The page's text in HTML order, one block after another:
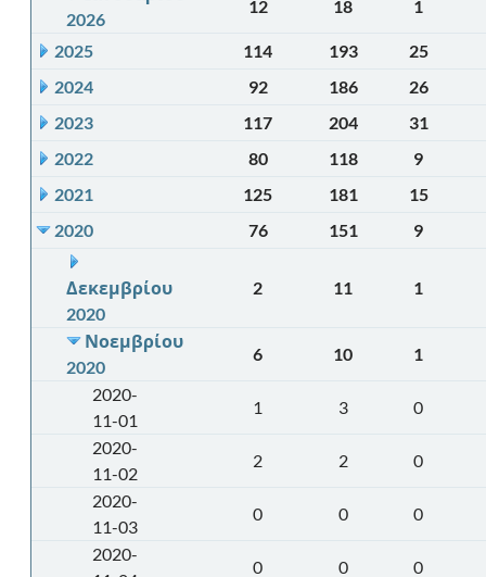
2026
12 18 1
2025 114 193
25
2024
92 186
26
2023
117 204
31
2022
80 118
9
2021
125 181
15
2020
76 151 9
Δεκεμβρίου
2020
2 11 1
Νοεμβρίου
2020
6 10
1
2020-
11-01
1 3
0
2020-
11-02
2 2
0
2020-
11-03
0 0
0
2020-
0 0 0